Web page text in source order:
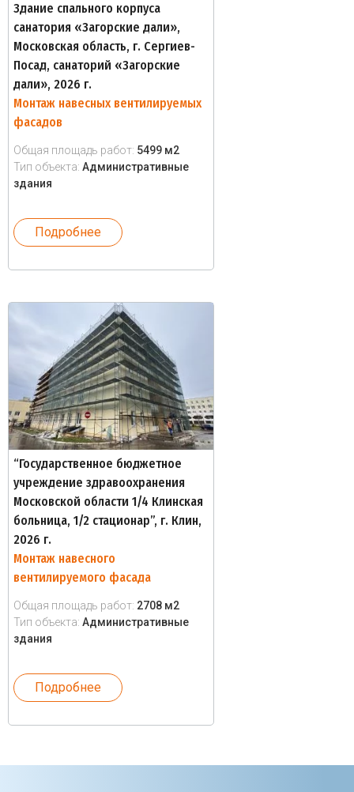
Здание спального корпуса
санатория «Загорские дали»,
Московская область, г. Сергиев-
Посад, санаторий «Загорские
дали», 2026 г.
Монтаж навесных вентилируемых
фасадов
Общая площадь работ: 5499 м2
Тип объекта: Административные
здания
Подробнее
“Государственное бюджетное
учреждение здравоохранения
Московской области 1/4 Клинская
больница, 1/2 стационар”, г. Клин,
2026 г.
Монтаж навесного
вентилируемого фасада
Общая площадь работ: 2708 м2
Тип объекта: Административные
здания
Подробнее